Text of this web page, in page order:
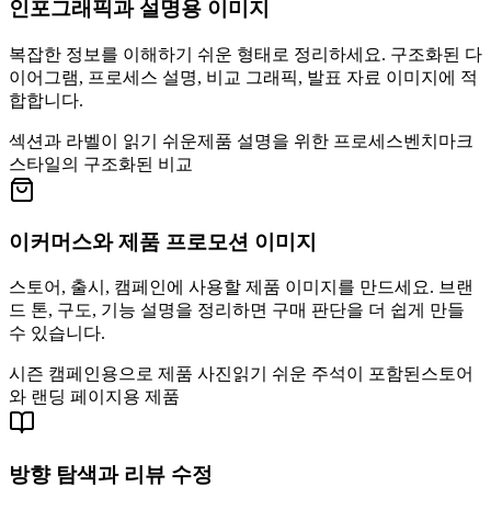
인포그래픽과 설명용 이미지
복잡한 정보를 이해하기 쉬운 형태로 정리하세요. 구조화된 다
이어그램, 프로세스 설명, 비교 그래픽, 발표 자료 이미지에 적
합합니다.
섹션과 라벨이 읽기 쉬운제품 설명을 위한 프로세스벤치마크
스타일의 구조화된 비교
이커머스와 제품 프로모션 이미지
스토어, 출시, 캠페인에 사용할 제품 이미지를 만드세요. 브랜
드 톤, 구도, 기능 설명을 정리하면 구매 판단을 더 쉽게 만들
수 있습니다.
시즌 캠페인용으로 제품 사진읽기 쉬운 주석이 포함된스토어
와 랜딩 페이지용 제품
방향 탐색과 리뷰 수정